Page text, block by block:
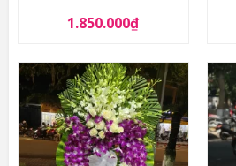
1.850.000₫